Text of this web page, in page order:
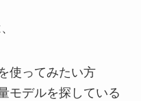
使ってみたい方
モデルを探している